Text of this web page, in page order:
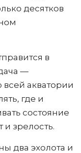
десятков
в
—
акватории
где и
состояние
зрелость.
два эхолота и